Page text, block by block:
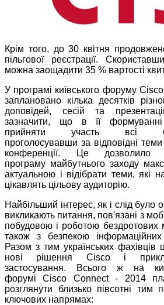
Крім того, до 30 квітня
пільгової реєстрації.
можна заощадити 35 % вартості
У програмі київського форуму
заплановано кілька десятків
доповідей, сесій та
зазначити, що в її
прийняти участь всі
проголосувавши за відповідні теми
конференції. Це дозволило
програму майбутнього заходу
актуальною і відібрати теми, які
цікавлять цільову аудиторію.
Найбільший інтерес, як і слід було
викликають питання, пов'язані з
побудовою і роботою бездротових
також з безпекою
Разом з тим українських фахівців
нові рішення Cisco і
застосування. Всього ж на
форумі Cisco Connect - 2014
розглянути близько півсотні тим
ключових напрямах: